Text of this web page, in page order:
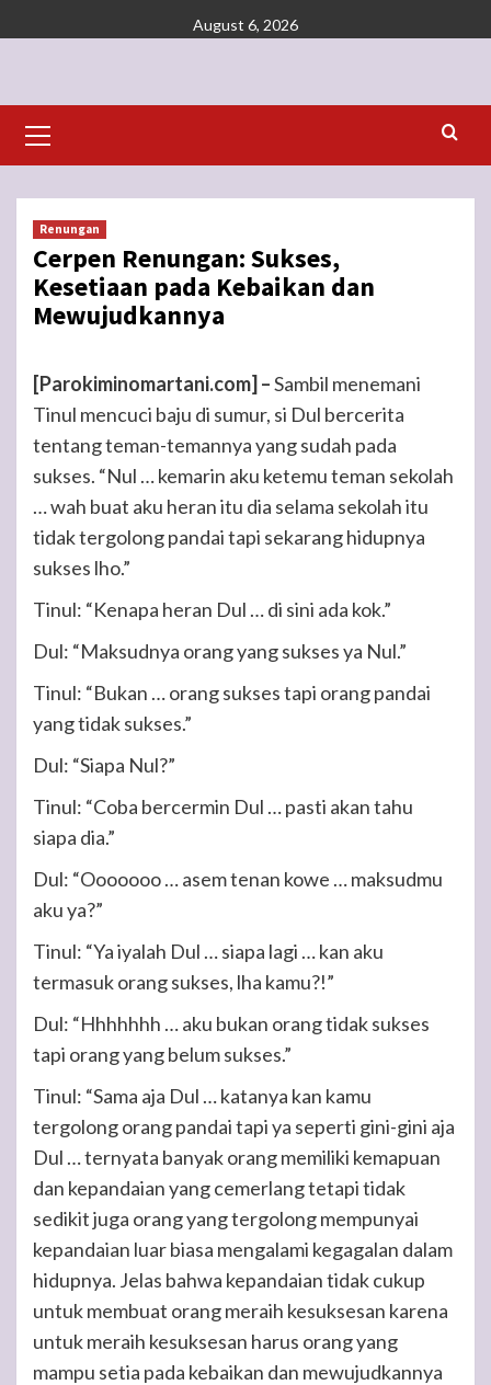
to
August 6, 2026
Menu
Renungan
Cerpen Renungan: Sukses,
Kesetiaan pada Kebaikan dan
Mewujudkannya
[Parokiminomartani.com] –Sambil menemani
Tinul mencuci baju di sumur, si Dul bercerita
tentang teman-temannya yang sudah pada
sukses. “Nul … kemarin aku ketemu teman sekolah
… wah buat aku heran itu dia selama sekolah itu
tidak tergolong pandai tapi sekarang hidupnya
sukses lho.”
Tinul: “Kenapa heran Dul … di sini ada kok.”
Dul: “Maksudnya orang yang sukses ya Nul.”
Tinul: “Bukan … orang sukses tapi orang pandai
yang tidak sukses.”
Dul: “Siapa Nul?”
Tinul: “Coba bercermin Dul … pasti akan tahu
siapa dia.”
Dul: “Ooooooo … asem tenan kowe … maksudmu
aku ya?”
Tinul: “Ya iyalah Dul … siapa lagi … kan aku
termasuk orang sukses, lha kamu?!”
Dul: “Hhhhhhh … aku bukan orang tidak sukses
tapi orang yang belum sukses.”
Tinul: “Sama aja Dul … katanya kan kamu
tergolong orang pandai tapi ya seperti gini-gini aja
Dul … ternyata banyak orang memiliki kemapuan
dan kepandaian yang cemerlang tetapi tidak
sedikit juga orang yang tergolong mempunyai
kepandaian luar biasa mengalami kegagalan dalam
hidupnya. Jelas bahwa kepandaian tidak cukup
untuk membuat orang meraih kesuksesan karena
untuk meraih kesuksesan harus orang yang
mampu setia pada kebaikan dan mewujudkannya